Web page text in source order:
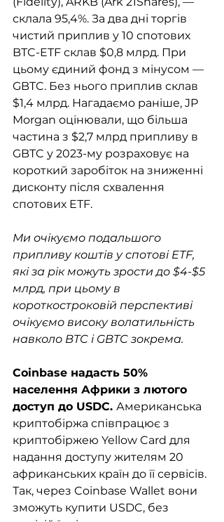
склала 95,4%. За два дні торгів
чистий приплив у 10 спотових
BTC-ETF склав $0,8 млрд. При
цьому єдиний фонд з мінусом —
GBTC. Без нього приплив склав
$1,4 млрд. Нагадаємо раніше, JP
Morgan оцінювали, що більша
частина з $2,7 млрд припливу в
GBTC у 2023-му розраховує на
короткий заробіток на зниженні
дисконту після схвалення
спотових ETF.
Ми очікуємо подальшого
припливу коштів у спотові ETF,
які за рік можуть зрости до $4-$5
млрд, при цьому в
короткостроковій перспективі
очікуємо високу волатильність
навколо BTC і GBTC зокрема.
Coinbase надасть 50%
населення Африки з лютого
доступ до USDC. Американська
криптобіржа співпрацює з
криптобіржею Yellow Card для
надання доступу жителям 20
африканських країн до її сервісів.
Так, через Coinbase Wallet вони
зможуть купити USDC, без